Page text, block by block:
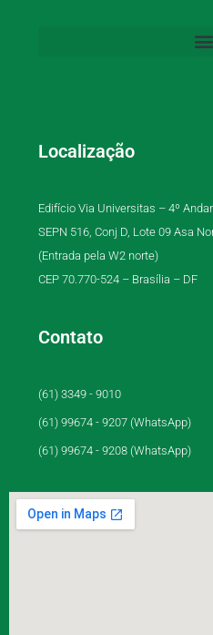
Localização
Edifício Via Universitas – 4º Andar
SEPN 516, Conj D, Lote 09 Asa
(Entrada pela W2 norte)
CEP 70.770-524 – Brasília – DF
Contato
(61) 3349 - 9010
(61) 99674 - 9207 (WhatsApp)
(61) 99674 - 9208 (WhatsApp)